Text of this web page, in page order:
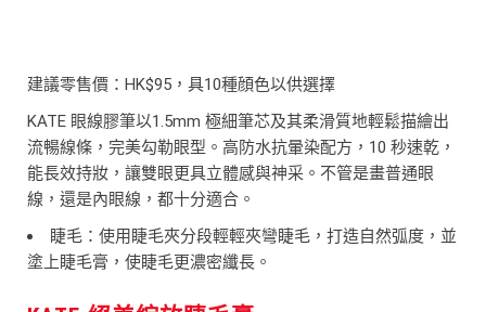
建議零售價：HK$95，具10種顔色以供選擇
KATE 眼線膠筆以1.5mm 極細筆芯及其柔滑質地輕鬆描繪出
流暢線條，完美勾勒眼型。高防水抗暈染配方，10 秒速乾，
能長效持妝，讓雙眼更具立體感與神采。不管是畫普通眼
線，還是內眼線，都十分適合。
睫毛：使用睫毛夾分段輕輕夾彎睫毛，打造自然弧度，並
塗上睫毛膏，使睫毛更濃密纖長。